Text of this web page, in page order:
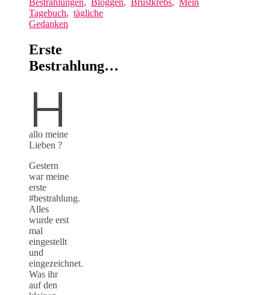
Bestrahlungen, Bloggen, Brustkrebs, Mein
Tagebuch, tägliche
Gedanken
Erste
Bestrahlung…
H
allo meine
Lieben ?
Gestern
war meine
erste
#bestrahlung.
Alles
wurde erst
mal
eingestellt
und
eingezeichnet.
Was ihr
auf den